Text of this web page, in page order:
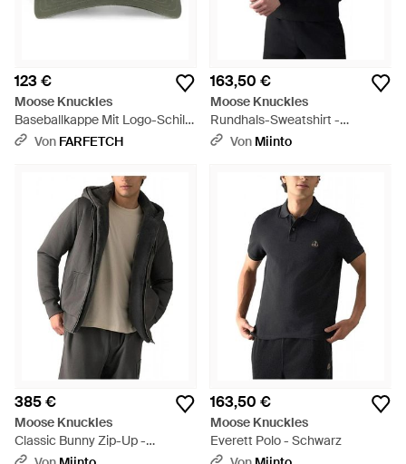
123 €
Moose Knuckles
Baseballkappe Mit Logo-Schild
- Grün
Von FARFETCH
163,50 €
Moose Knuckles
Rundhals-Sweatshirt -
Schwarz
Von Miinto
385 €
Moose Knuckles
Classic Bunny Zip-Up -
Schwarz
163,50 €
Moose Knuckles
Everett Polo - Schwarz